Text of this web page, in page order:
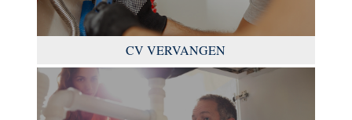
CV VERVANGEN